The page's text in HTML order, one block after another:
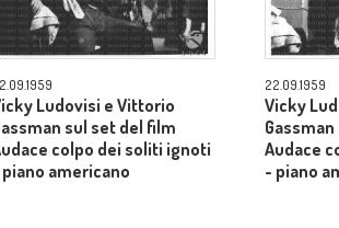
Ludovisi e Vittorio
sul set del film
colpo dei soliti ignoti
americano
22.09.1959
Vicky
Audace
- piano